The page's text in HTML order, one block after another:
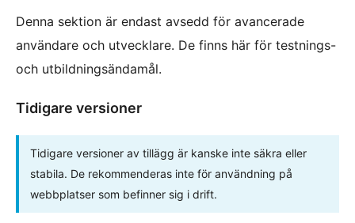
Denna sektion är endast avsedd för avancerade
användare och utvecklare. De finns här för testnings-
och utbildningsändamål.
Tidigare versioner
Tidigare versioner av tillägg är kanske inte säkra eller
stabila. De rekommenderas inte för användning på
webbplatser som befinner sig i drift.